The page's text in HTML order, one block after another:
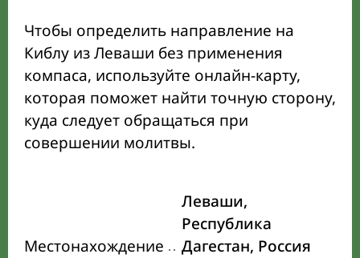
Чтобы определить направление на
Киблу из Леваши без применения
компаса, используйте онлайн-карту,
которая поможет найти точную сторону,
куда следует обращаться при
совершении молитвы.
Местонахождение
Леваши,
Республика
Дагестан, Россия